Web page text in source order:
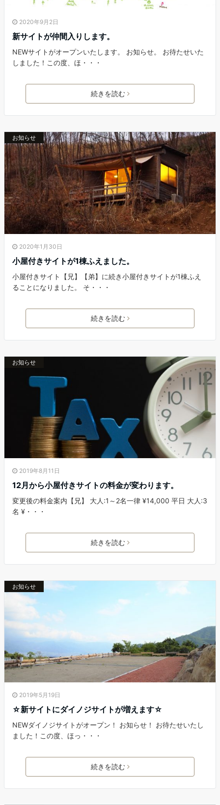
2020年9月2日
新サイトが仲間入りします。
NEWサイトがオープンいたします。 お知らせ。 お待たせいた
しました！この度、ほ・・・
続きを読む
お知らせ
2020年1月30日
小屋付きサイトが1棟ふえました。
小屋付きサイト【兄】【弟】に続き小屋付きサイトが1棟ふえ
ることになりました。 そ・・・
続きを読む
お知らせ
2019年8月11日
12月から小屋付きサイトの料金が変わります。
変更後の料金案内【兄】 大人:1～2名一律 ¥14,000 平日 大人:3
名 ¥・・・
続きを読む
お知らせ
2019年5月19日
☆新サイトにダイノジサイトが増えます☆
NEWダイノジサイトがオープン！ お知らせ！ お待たせいたし
ました！この度、ほっ・・・
続きを読む